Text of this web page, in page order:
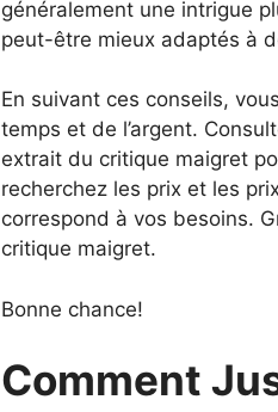
généralement une intrigue
peut-être mieux adaptés à
En suivant ces conseils,
temps et de l’argent.
extrait du critique maigret
recherchez les prix et les
correspond à vos besoins.
critique maigret.
Bonne chance!
Comment